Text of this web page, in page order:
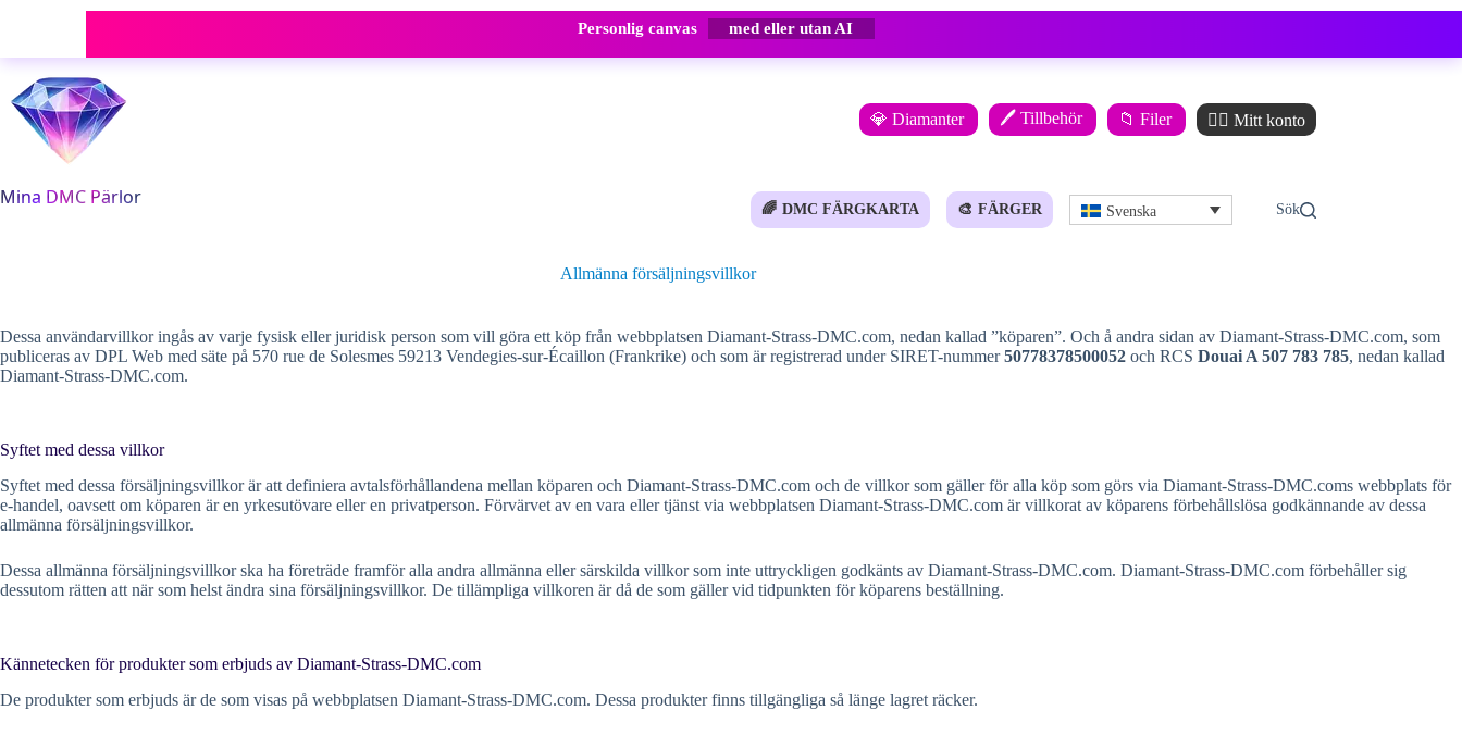
Personlig canvas med eller utan AI
innehåll
💎 Diamanter 🖊️ Tillbehör 📁 Filer 🙋‍♂️ Mitt konto
🌈 DMC FÄRGKARTA 🎨 FÄRGER Svenska
Allmänna försäljningsvillkor
Dessa användarvillkor ingås av varje fysisk eller juridisk person som vill göra ett köp från webbplatsen Diamant-Strass-DMC.com, nedan kallad ”köparen”. Och å andra sidan av Diamant-Strass-DMC.com, som
publiceras av DPL Web med säte på 570 rue de Solesmes 59213 Vendegies-sur-Écaillon (Frankrike) och som är registrerad under SIRET-nummer50778378500052 och RCS Douai A 507 783 785, nedan kallad
Diamant-Strass-DMC.com.
Syftet med dessa villkor
Syftet med dessa försäljningsvillkor är att definiera avtalsförhållandena mellan köparen och Diamant-Strass-DMC.com och de villkor som gäller för alla köp som görs via Diamant-Strass-DMC.coms webbplats för
e-handel, oavsett om köparen är en yrkesutövare eller en privatperson. Förvärvet av en vara eller tjänst via webbplatsen Diamant-Strass-DMC.com är villkorat av köparens förbehållslösa godkännande av dessa
allmänna försäljningsvillkor.
Dessa allmänna försäljningsvillkor ska ha företräde framför alla andra allmänna eller särskilda villkor som inte uttryckligen godkänts av Diamant-Strass-DMC.com. Diamant-Strass-DMC.com förbehåller sig
dessutom rätten att när som helst ändra sina försäljningsvillkor. De tillämpliga villkoren är då de som gäller vid tidpunkten för köparens beställning.
Kännetecken för produkter som erbjuds av Diamant-Strass-DMC.com
De produkter som erbjuds är de som visas på webbplatsen Diamant-Strass-DMC.com. Dessa produkter finns tillgängliga så länge lagret räcker.